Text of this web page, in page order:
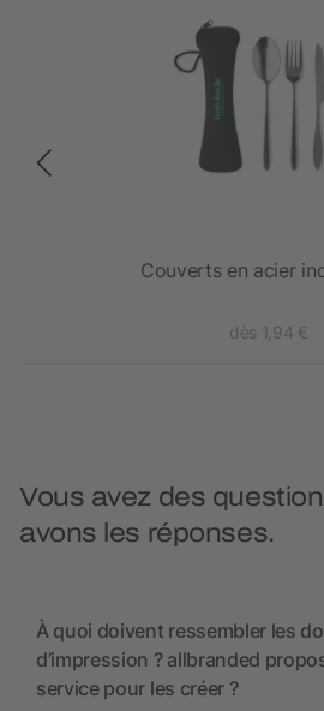
Couverts en acier
dès 1,94 €
Vous avez des
avons les réponses.
À quoi doivent ressembler les
d’impression ? allbranded
service pour les créer ?